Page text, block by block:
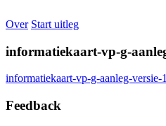
Over Start uitleg
informatiekaart-vp-g-
informatiekaart-vp-g-aanleg-versie-
Feedback